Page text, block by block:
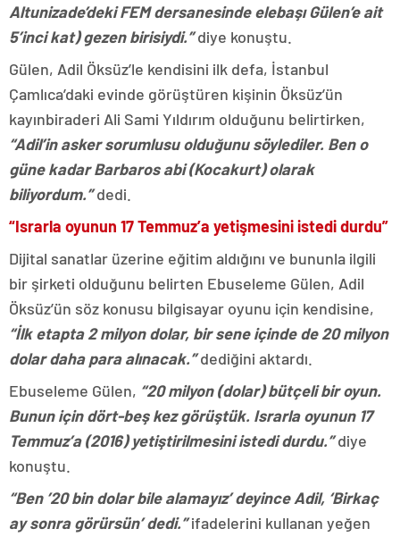
Altunizade’deki FEM dersanesinde elebaşı Gülen’e ait
5’inci kat) gezen birisiydi.”diye konuştu.
Gülen, Adil Öksüz’le kendisini ilk defa, İstanbul
Çamlıca’daki evinde görüştüren kişinin Öksüz’ün
kayınbiraderi Ali Sami Yıldırım olduğunu belirtirken,
“Adil’in asker sorumlusu olduğunu söylediler. Ben o
güne kadar Barbaros abi (Kocakurt) olarak
biliyordum.”dedi.
“Israrla oyunun 17 Temmuz’a yetişmesini istedi durdu”
Dijital sanatlar üzerine eğitim aldığını ve bununla ilgili
bir şirketi olduğunu belirten Ebuseleme Gülen, Adil
Öksüz’ün söz konusu bilgisayar oyunu için kendisine,
“İlk etapta 2 milyon dolar, bir sene içinde de 20 milyon
dolar daha para alınacak.”dediğini aktardı.
Ebuseleme Gülen, “20 milyon (dolar) bütçeli bir oyun.
Bunun için dört-beş kez görüştük. Israrla oyunun 17
Temmuz’a (2016) yetiştirilmesini istedi durdu.”diye
konuştu.
“Ben ’20 bin dolar bile alamayız’ deyince Adil, ‘Birkaç
ay sonra görürsün’ dedi.”ifadelerini kullanan yeğen